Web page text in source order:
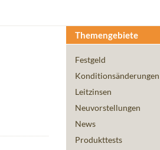
Themengebiete
Festgeld
Konditionsänderungen
Leitzinsen
Neuvorstellungen
News
Produkttests